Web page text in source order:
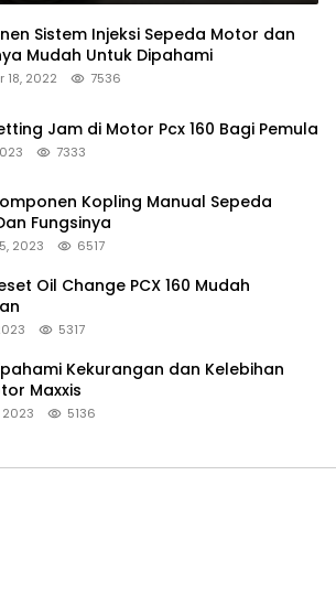
Sistem Injeksi Sepeda Motor dan
Mudah Untuk Dipahami
18, 2022 7536
Jam di Motor Pcx 160 Bagi Pemula
7333
Kopling Manual Sepeda
Fungsinya
2023 6517
Oil Change PCX 160 Mudah
5317
Kekurangan dan Kelebihan
Maxxis
5136